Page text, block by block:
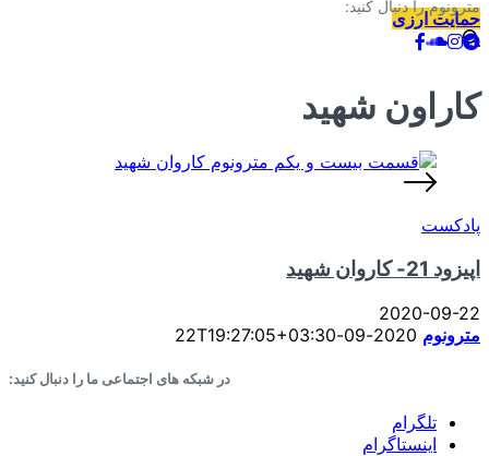
مترونوم را دنبال کنید:
حمایت ارزی
کاراون شهید
پادکست
اپیزود 21- کاروان شهید
2020-09-22
مترونوم 2020-09-22T19:27:05+03:30
در شبکه های اجتماعی ما را دنبال کنید:
تلگرام
اینستاگرام